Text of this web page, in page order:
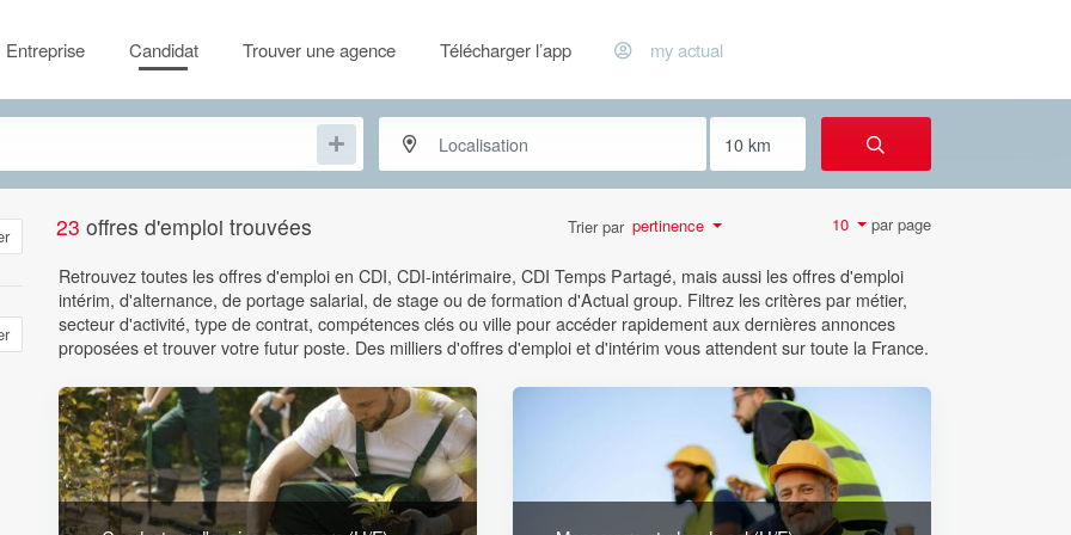
Entreprise Candidat Trouver une agence Télécharger l’app my actual
23 offres d'emploi trouvées Trier par pertinence 10 par page
Retrouvez toutes les offres d'emploi en CDI, CDI-intérimaire, CDI Temps Partagé, mais aussi les offres d'emploi
intérim, d'alternance, de portage salarial, de stage ou de formation d'Actual group. Filtrez les critères par métier,
secteur d'activité, type de contrat, compétences clés ou ville pour accéder rapidement aux dernières annonces
proposées et trouver votre futur poste. Des milliers d'offres d'emploi et d'intérim vous attendent sur toute la France.